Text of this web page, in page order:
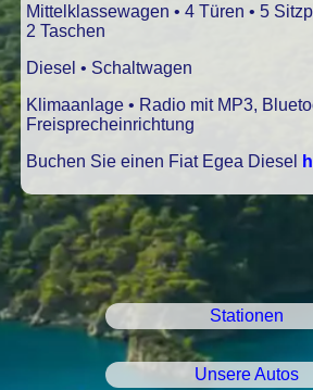
Mittelklassewagen • 4 Türen • 5
2 Taschen
Diesel • Schaltwagen
Klimaanlage • Radio mit MP3,
Freisprecheinrichtung
Buchen Sie einen Fiat Egea Diesel
Stationen
Unsere Autos